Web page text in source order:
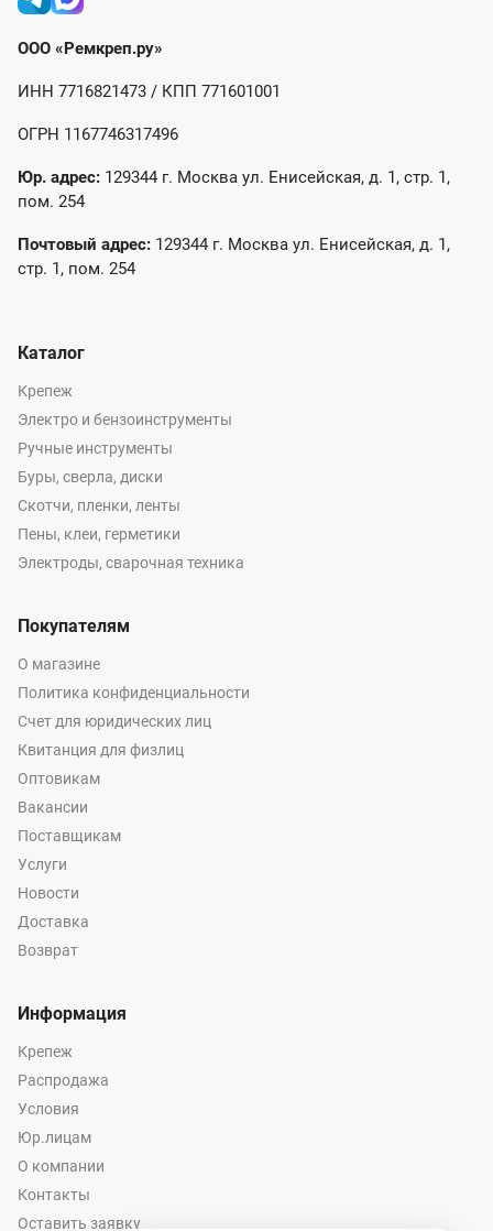
ООО «Ремкреп.ру»
ИНН 7716821473 / КПП 771601001
ОГРН 1167746317496
Юр. адрес: 129344 г. Москва ул. Енисейская, д. 1, стр. 1,
пом. 254
Почтовый адрес: 129344 г. Москва ул. Енисейская, д. 1,
стр. 1, пом. 254
Каталог
Крепеж
Электро и бензоинструменты
Ручные инструменты
Буры, сверла, диски
Скотчи, пленки, ленты
Пены, клеи, герметики
Электроды, сварочная техника
Покупателям
О магазине
Политика конфиденциальности
Счет для юридических лиц
Квитанция для физлиц
Оптовикам
Вакансии
Поставщикам
Услуги
Новости
Доставка
Возврат
Информация
Крепеж
Распродажа
Условия
Юр.лицам
О компании
Контакты
Оставить заявку